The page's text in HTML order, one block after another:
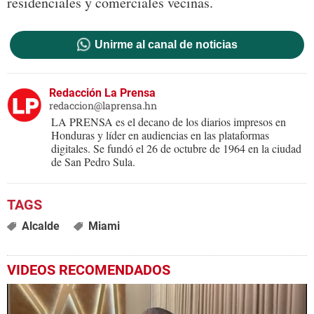
Unirme al canal de noticias
Redacción La Prensa
redaccion@laprensa.hn
LA PRENSA es el decano de los diarios impresos en
Honduras y líder en audiencias en las plataformas
digitales. Se fundó el 26 de octubre de 1964 en la ciudad
de San Pedro Sula.
Alcalde Miami
VIDEOS RECOMENDADOS